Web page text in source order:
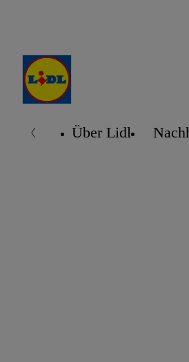
Über Lidl